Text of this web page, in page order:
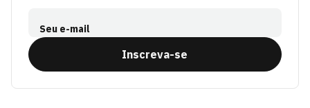
Seu e-mail
Inscreva-se